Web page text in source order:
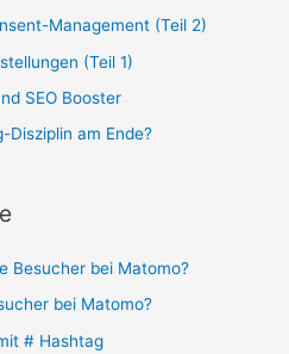
Management (Teil 2)
(Teil 1)
SEO Booster
Disziplin am Ende?
Besucher bei Matomo?
bei Matomo?
# Hashtag